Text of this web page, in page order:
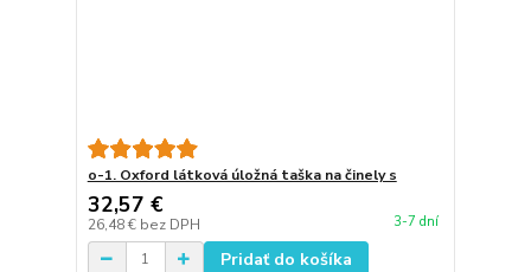
o-1. Oxford látková úložná taška na činely s
32,57 €
26,48 € bez DPH 3-7 dní
Pridať do košíka